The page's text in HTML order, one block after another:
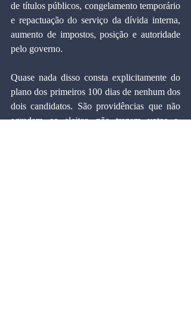
de títulos públicos, congelamento temporário
e repactuação do serviço da dívida interna,
aumento de impostos, posição e autoridade
pelo governo.
Quase nada disso consta explicitamente do
plano dos primeiros 100 dias de nenhum dos
dois candidatos. São providências que não
agradam ao eleitor, não trazem votos e,